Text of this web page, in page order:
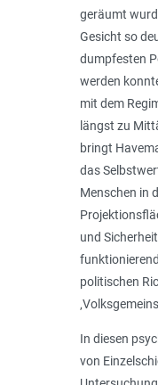
geräumt
Gesicht so
dumpfesten
werden
mit dem
längst zu
bringt
das
Menschen in
und
politischen
In diesen
von